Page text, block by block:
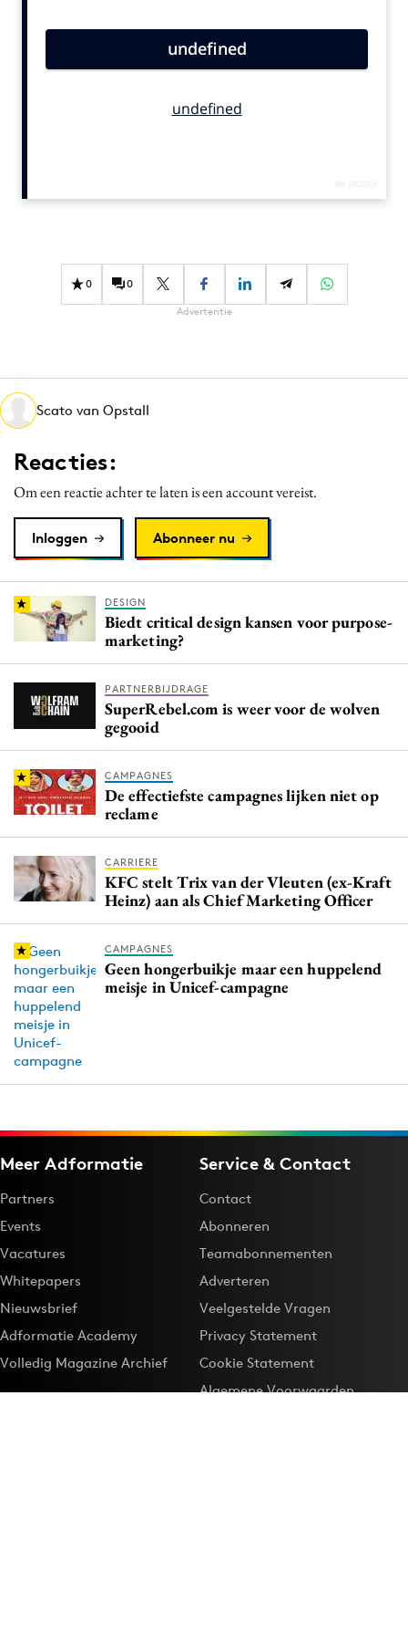
Carriere
Diversiteit
Interne communicatie
Martech
Media
Merkstrategie
PR
Purpose Marketing
Reputatie & crisis
0 0
Advertentie
Scato van Opstall
Reacties:
Om een reactie achter te laten is een account vereist.
Inloggen Abonneer nu
DESIGN
Biedt critical design kansen voor purpose-
marketing?
PARTNERBIJDRAGE
SuperRebel.com is weer voor de wolven
gegooid
CAMPAGNES
De effectiefste campagnes lijken niet op
reclame
CARRIERE
KFC stelt Trix van der Vleuten (ex-Kraft
Heinz) aan als Chief Marketing Officer
CAMPAGNES
Geen hongerbuikje maar een huppelend
meisje in Unicef-campagne
Meer Adformatie
Partners
Events
Vacatures
Whitepapers
Nieuwsbrief
Adformatie Academy
Volledig Magazine Archief
Service & Contact
Contact
Abonneren
Teamabonnementen
Adverteren
Veelgestelde Vragen
Privacy Statement
Cookie Statement
Algemene Voorwaarden